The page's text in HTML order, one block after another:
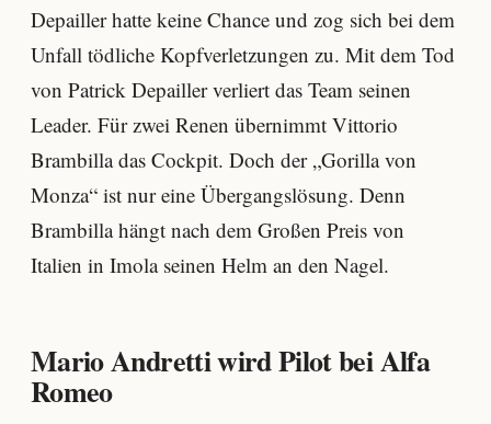
Depailler hatte keine Chance und zog sich bei dem
Unfall tödliche Kopfverletzungen zu. Mit dem Tod
von Patrick Depailler verliert das Team seinen
Leader. Für zwei Renen übernimmt Vittorio
Brambilla das Cockpit. Doch der „Gorilla von
Monza“ ist nur eine Übergangslösung. Denn
Brambilla hängt nach dem Großen Preis von
Italien in Imola seinen Helm an den Nagel.
Mario Andretti wird Pilot bei Alfa
Romeo